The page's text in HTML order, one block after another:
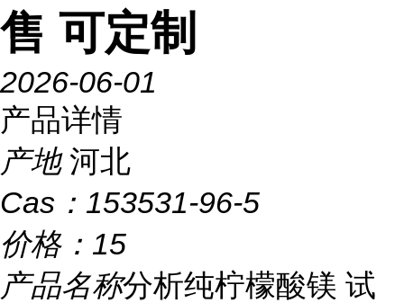
售 可定制
2026-06-01
产品详情
产地 河北
Cas： 153531-96-5
价格： 15
产品名称分析纯柠檬酸镁 试